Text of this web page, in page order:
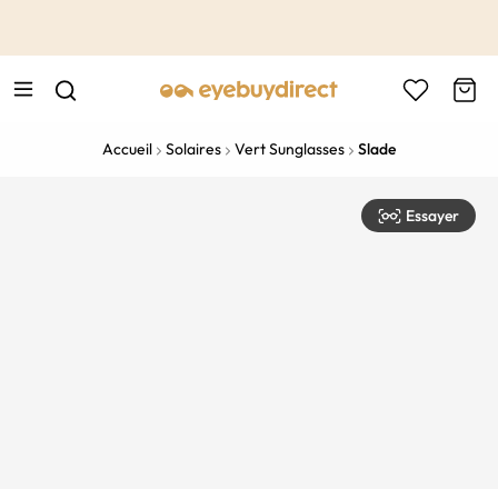
Accueil Solaires Vert Sunglasses Slade
Essayer